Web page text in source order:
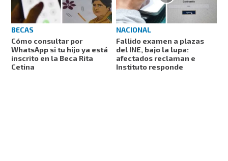
BECAS
Cómo consultar por
WhatsApp si tu hijo ya está
inscrito en la Beca Rita
Cetina
NACIONAL
Fallido examen a plazas
del INE, bajo la lupa:
afectados reclaman e
Instituto responde